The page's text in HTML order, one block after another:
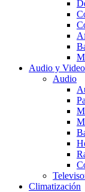
Audio y Video
Audio
Climatización